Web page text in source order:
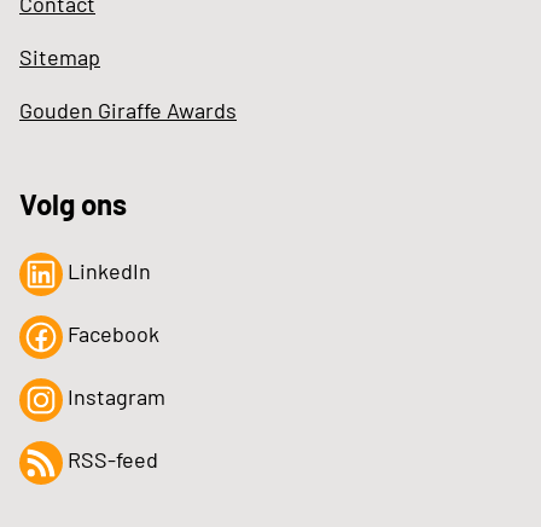
Sitemap
Gouden Giraffe Awards
Volg ons
LinkedIn
Facebook
Instagram
RSS-feed